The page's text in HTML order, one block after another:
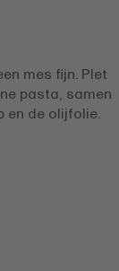
mes fijn. Plet
pasta, samen
en de olijfolie.